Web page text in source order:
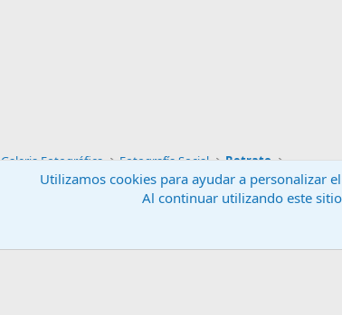
Galeria Fotográfica Fotografía Social Retrato
Utilizamos cookies para ayudar a personalizar
Al continuar utilizando este